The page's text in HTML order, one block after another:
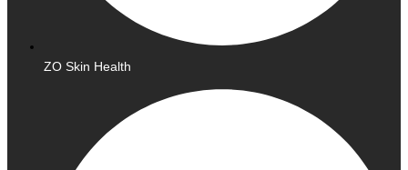
ZO Skin Health